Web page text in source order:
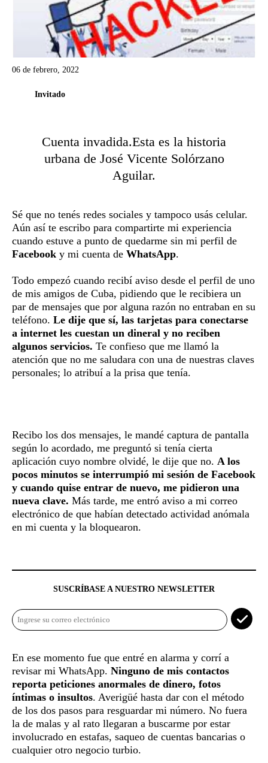
Invitado
06 de febrero, 2022
Cuenta invadida.Esta es la historia
urbana de José Vicente Solórzano
Aguilar.
Sé que no tenés redes sociales y tampoco usás celular.
Aún así te escribo para compartirte mi experiencia
cuando estuve a punto de quedarme sin mi perfil de
Facebook y mi cuenta de WhatsApp.
Todo empezó cuando recibí aviso desde el perfil de uno
de mis amigos de Cuba, pidiendo que le recibiera un
par de mensajes que por alguna razón no entraban en su
teléfono. Le dije que sí, las tarjetas para conectarse
a internet les cuestan un dineral y no reciben
algunos servicios. Te confieso que me llamó la
atención que no me saludara con una de nuestras claves
personales; lo atribuí a la prisa que tenía.
Recibo los dos mensajes, le mandé captura de pantalla
según lo acordado, me preguntó si tenía cierta
aplicación cuyo nombre olvidé, le dije que no. A los
pocos minutos se interrumpió mi sesión de Facebook
y cuando quise entrar de nuevo, me pidieron una
nueva clave. Más tarde, me entró aviso a mi correo
electrónico de que habían detectado actividad anómala
en mi cuenta y la bloquearon.
SUSCRÍBASE A NUESTRO NEWSLETTER
En ese momento fue que entré en alarma y corrí a
revisar mi WhatsApp. Ninguno de mis contactos
reporta peticiones anormales de dinero, fotos
íntimas o insultos. Averigüé hasta dar con el método
de los dos pasos para resguardar mi número. No fuera
la de malas y al rato llegaran a buscarme por estar
involucrado en estafas, saqueo de cuentas bancarias o
cualquier otro negocio turbio.